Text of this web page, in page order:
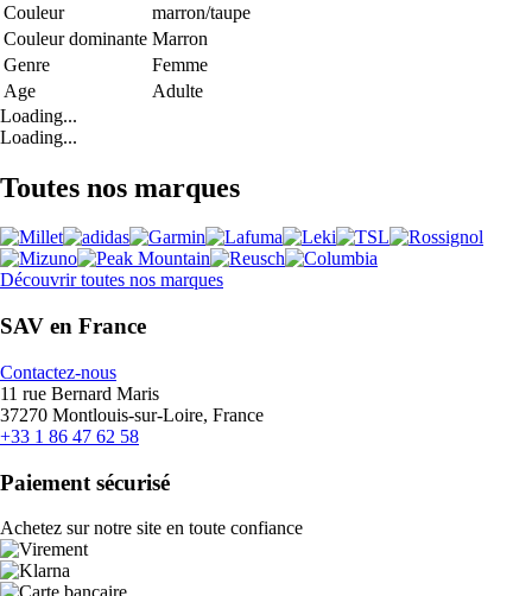
Couleur
marron/taupe
Couleur dominante Marron
Genre
Femme
Age
Adulte
Loading...
Loading...
Toutes nos marques
Découvrir toutes nos marques
SAV en France
Contactez-nous
11 rue Bernard Maris
37270 Montlouis-sur-Loire, France
+33 1 86 47 62 58
Paiement sécurisé
Achetez sur notre site en toute confiance